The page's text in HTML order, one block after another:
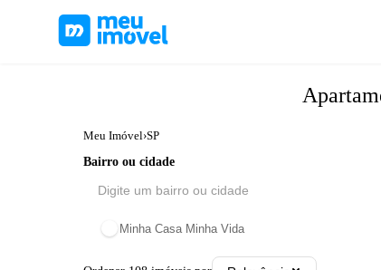
Meu Imóvel›SP
Bairro ou cidade
Minha Casa Minha Vida